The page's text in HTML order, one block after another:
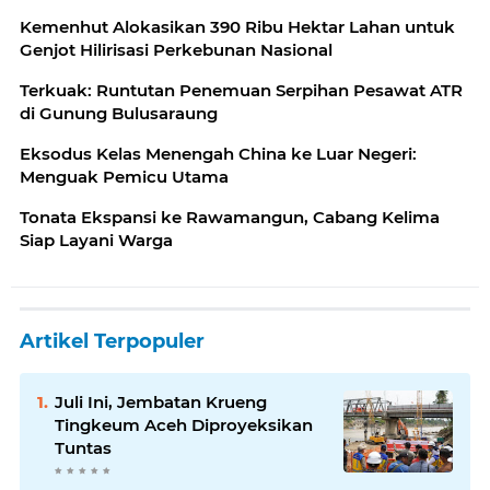
Kemenhut Alokasikan 390 Ribu Hektar Lahan untuk
Genjot Hilirisasi Perkebunan Nasional
Terkuak: Runtutan Penemuan Serpihan Pesawat ATR
di Gunung Bulusaraung
Eksodus Kelas Menengah China ke Luar Negeri:
Menguak Pemicu Utama
Tonata Ekspansi ke Rawamangun, Cabang Kelima
Siap Layani Warga
Artikel Terpopuler
Juli Ini, Jembatan Krueng
Tingkeum Aceh Diproyeksikan
Tuntas